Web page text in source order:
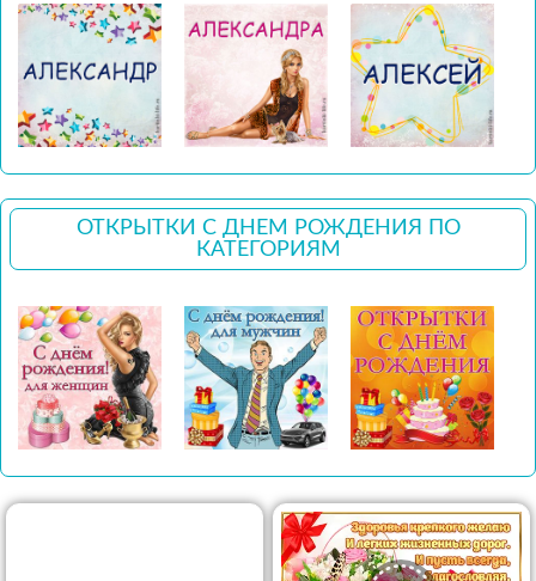
ОТКРЫТКИ С ДНЕМ РОЖДЕНИЯ ПО
КАТЕГОРИЯМ